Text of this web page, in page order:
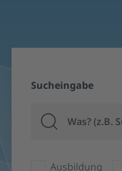
Sucheingabe
Ausbildung